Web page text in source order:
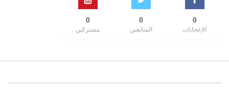
0
الإعجابات
0
المتابعين
0
مشتركين